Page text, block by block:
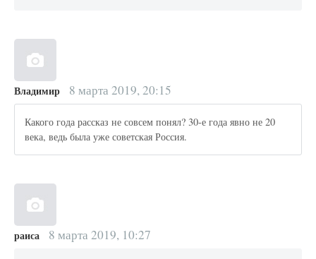
Владимир 8 марта 2019, 20:15
Какого года рассказ не совсем понял? 30-е года явно не 20
века, ведь была уже советская Россия.
раиса 8 марта 2019, 10:27